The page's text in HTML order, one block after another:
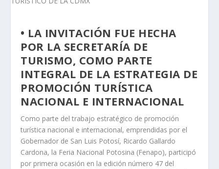
• LA INVITACIÓN FUE HECHA
POR LA SECRETARÍA DE
TURISMO, COMO PARTE
INTEGRAL DE LA ESTRATEGIA DE
PROMOCIÓN TURÍSTICA
NACIONAL E INTERNACIONAL
Como parte del trabajo estratégico de promoción
turística nacional e internacional, emprendidas por el
Gobernador de San Luis Potosí, Ricardo Gallardo
Cardona, la Feria Nacional Potosina (Fenapo), participó
por primera ocasión en la edición número 47 del